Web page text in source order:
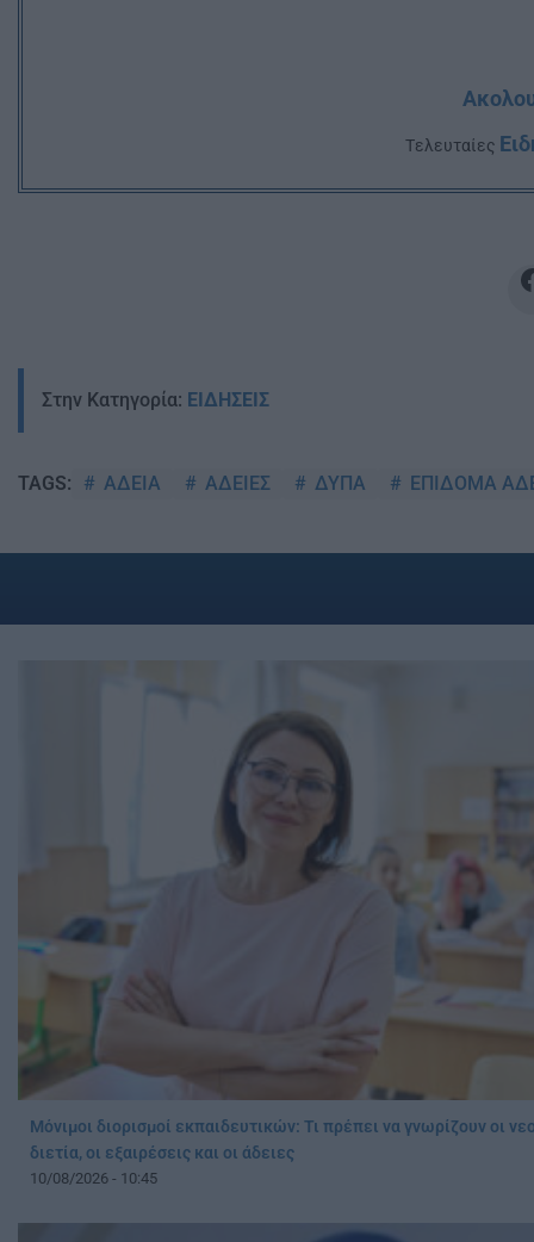
Tελευταίες
Στην Κατηγορία: ΕΙΔΗΣΕΙΣ
TAGS: ΑΔΕΙΑ ΑΔΕΙΕΣ ΔΥΠΑ ΕΠΙΔΟΜΑ
Μόνιμοι διορισμοί εκπαιδευτικών: Τι πρέπει να γνωρίζουν οι
διετία, οι εξαιρέσεις και οι άδειες
10/08/2026 - 10:45